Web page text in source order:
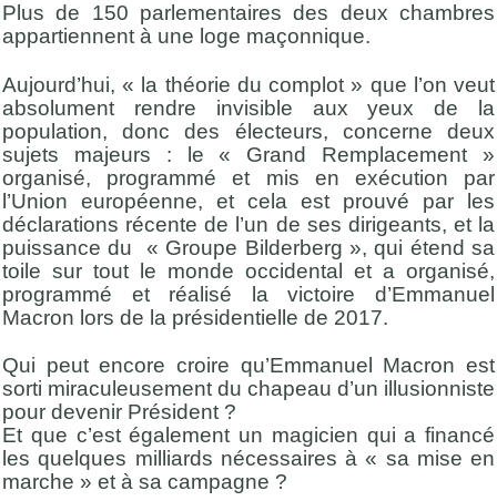
Plus de 150 parlementaires des deux chambres
appartiennent à une loge maçonnique.
Aujourd’hui, « la théorie du complot » que l’on veut
absolument rendre invisible aux yeux de la
population, donc des électeurs, concerne deux
sujets majeurs : le « Grand Remplacement »
organisé, programmé et mis en exécution par
l’Union européenne, et cela est prouvé par les
déclarations récente de l’un de ses dirigeants, et la
puissance du « Groupe Bilderberg », qui étend sa
toile sur tout le monde occidental et a organisé,
programmé et réalisé la victoire d’Emmanuel
Macron lors de la présidentielle de 2017.
Qui peut encore croire qu’Emmanuel Macron est
sorti miraculeusement du chapeau d’un illusionniste
pour devenir Président ?
Et que c’est également un magicien qui a financé
les quelques milliards nécessaires à « sa mise en
marche » et à sa campagne ?